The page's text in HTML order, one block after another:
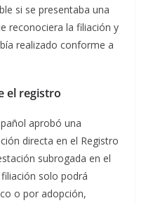
si se presentaba una
reconociera la filiación y
realizado conforme a
el registro
aprobó una
directa en el Registro
subrogada en el
solo podrá
o por adopción,